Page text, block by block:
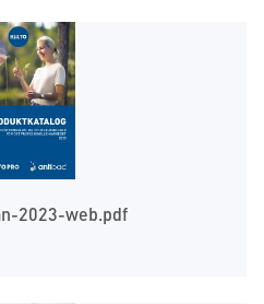
2023-web.pdf